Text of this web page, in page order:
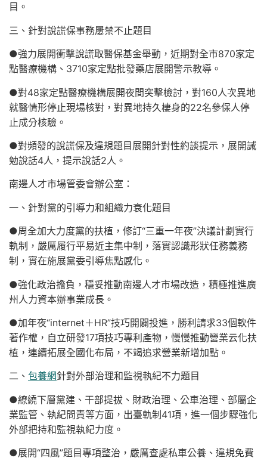
目。
三、針對說謊保事務屢禁不止題目
●強力展開衝擊說謊取醫保基金舉動，近期對全市870家定
點醫療機構、3710家定點批發藥店展開警示教導。
●對48家定點醫療機構展開夜間突擊檢討，對160人次異地
就醫情形停止現場核對，對異地持久棲身的22名參保人停
止成分核驗。
●對頻發的說謊保及違規題目展開針對性約談提示，展開誡
勉說話4人，提示說話2人。
南邊人才市場管委會辦公室：
一、針對黨的引導力和組織力衰化題目
●周全加大力度黨的扶植，修訂“三重一年夜”決議計劃實行
軌制，嚴厲履行平易近主集中制，落實認識形狀任務義務
制，實在施展黨委引導焦點感化。
●強化政治擔負，穩妥推動南邊人才市場改造，積極推進廣
州人力資本辦事業成長。
●加年夜“internet＋HR”技巧開闢投進，勝利請求33個軟件
著作權，自立研發17項技巧專利產物，慢慢推動營業云化扶
植，連續拓展全國化布局，不竭追求營業新增加點。
二、 包養網針對外部治理和監視執紀不力題目
●繚繞下層黨建、干部提拔、財政治理、公車治理、部屬企
業監管、執紀問責等方面，出臺軌制41項，進一個步驟強化
外部把持和監視執紀力度。
●展開“四風”題目專項整治，嚴厲查處私車公養、違規免費